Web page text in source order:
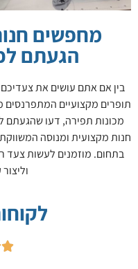
מחפשים
הגעתם
בין אם אתם עושים את
תופרים מקצועיים
מכונות תפירה, דעו שהגעתם
חנות מקצועית ומנוסה
בתחום. מוזמנים לעשות צעד
